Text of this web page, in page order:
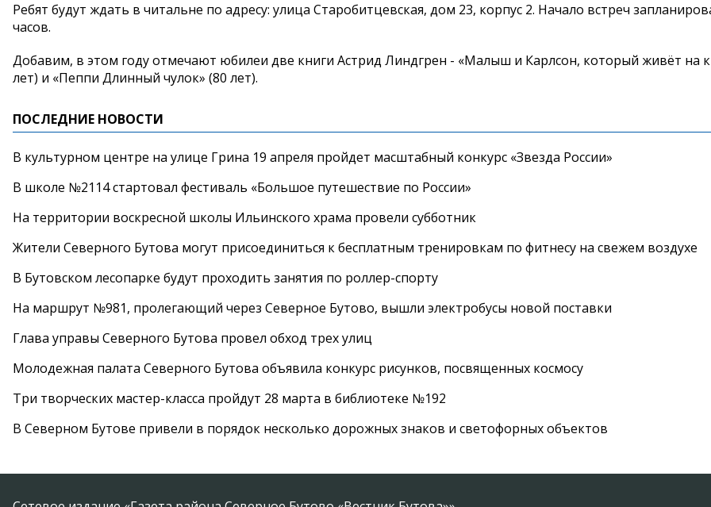
Ребят будут ждать в читальне по адресу: улица Старобитцевская, дом 23, корпус 2. Начало встреч
часов.
Добавим, в этом году отмечают юбилеи две книги Астрид Линдгрен - «Малыш и Карлсон, который живёт на
лет) и «Пеппи Длинный чулок» (80 лет).
ПОСЛЕДНИЕ НОВОСТИ
В культурном центре на улице Грина 19 апреля пройдет масштабный конкурс «Звезда России»
В школе №2114 стартовал фестиваль «Большое путешествие по России»
На территории воскресной школы Ильинского храма провели субботник
Жители Северного Бутова могут присоединиться к бесплатным тренировкам по фитнесу на свежем воздухе
В Бутовском лесопарке будут проходить занятия по роллер-спорту
На маршрут №981, пролегающий через Северное Бутово, вышли электробусы новой поставки
Глава управы Северного Бутова провел обход трех улиц
Молодежная палата Северного Бутова объявила конкурс рисунков, посвященных космосу
Три творческих мастер-класса пройдут 28 марта в библиотеке №192
В Северном Бутове привели в порядок несколько дорожных знаков и светофорных объектов